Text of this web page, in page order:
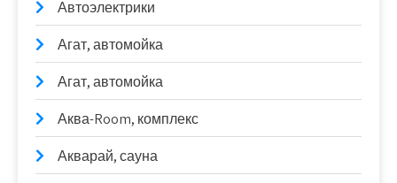
Автоэлектрики
Агат, автомойка
Агат, автомойка
Аква-Room, комплекс
Акварай, сауна